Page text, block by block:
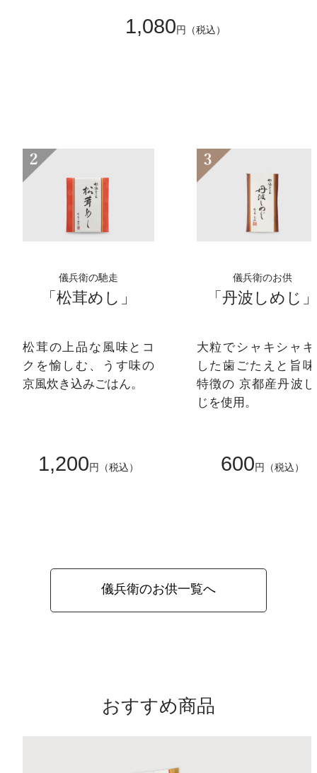
1,080円（税込）
儀兵衛の馳走
「松茸めし」
松茸の上品な風味とコ
クを愉しむ、うす味の
京風炊き込みごはん。
1,200円（税込）
儀兵衛のお供
「丹波しめじ
大粒でシャキシャ
した歯ごたえと旨
特徴の 京都産丹波
じを使用。
600円（税込）
儀兵衛のお供一覧へ
おすすめ商品